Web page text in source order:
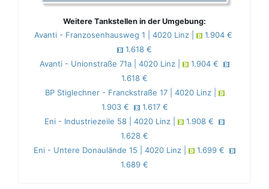
Weitere Tankstellen in der Umgebung:
Avanti - Franzosenhausweg 1 | 4020 Linz |
1.904 €
1.618 €
Avanti - Unionstraße 71a | 4020 Linz |
1.904 €
1.618 €
BP Stiglechner - Franckstraße 17 | 4020 Linz |
1.903 €
1.617 €
Eni - Industriezeile 58 | 4020 Linz |
1.908 €
1.628 €
Eni - Untere Donaulände 15 | 4020 Linz |
1.699 €
1.689 €